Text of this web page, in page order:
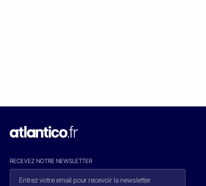
RECEVEZ NOTRE NEWSLETTER